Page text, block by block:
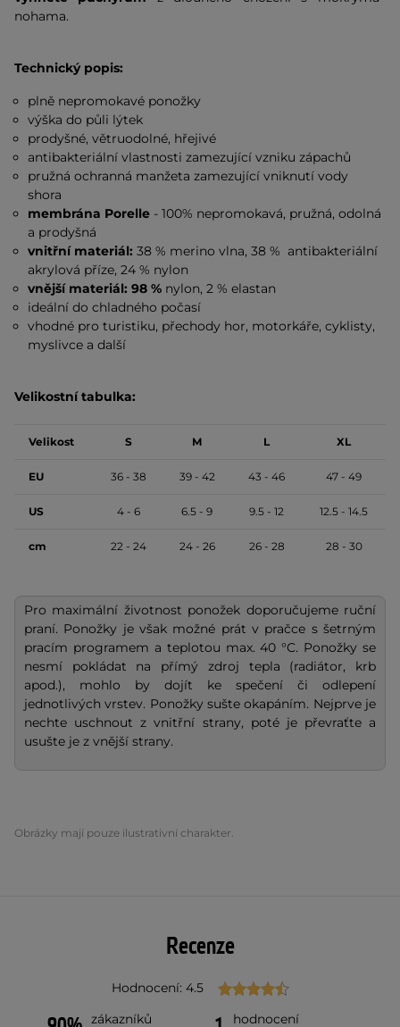
nohama.
Technický popis:
plně nepromokavé ponožky
výška do půli lýtek
prodyšné, větruodolné, hřejivé
antibakteriální vlastnosti zamezující vzniku zápachů
pružná ochranná manžeta zamezující vniknutí vody
shora
membrána Porelle - 100% nepromokavá, pružná, odolná
a prodyšná
vnitřní materiál: 38 % merino vlna, 38 % antibakteriální
akrylová příze, 24 % nylon
vnější materiál: 98 % nylon, 2 % elastan
ideální do chladného počasí
vhodné pro turistiku, přechody hor, motorkáře, cyklisty,
myslivce a další
Velikostní tabulka:
Velikost S M L XL
EU 36 - 38 39 - 42 43 - 46 47 - 49
US 4 - 6 6.5 - 9 9.5 - 12 12.5 - 14.5
cm 22 - 24 24 - 26 26 - 28 28 - 30
Pro maximální životnost ponožek doporučujeme ruční
praní. Ponožky je však možné prát v pračce s šetrným
pracím programem a teplotou max. 40 °C. Ponožky se
nesmí pokládat na přímý zdroj tepla (radiátor, krb
apod.), mohlo by dojít ke spečení či odlepení
jednotlivých vrstev. Ponožky sušte okapáním. Nejprve je
nechte uschnout z vnitřní strany, poté je převraťte a
usušte je z vnější strany.
Obrázky mají pouze ilustrativní charakter.
Recenze
Hodnocení: 4.5
zákazníků
hodnocení